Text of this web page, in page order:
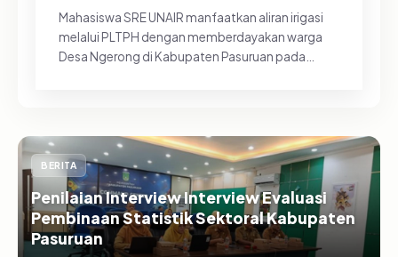
Mahasiswa SRE UNAIR manfaatkan aliran irigasi
melalui PLTPH dengan memberdayakan warga
Desa Ngerong di Kabupaten Pasuruan pada
BERITA
Penilaian Interview Interview Evaluasi
Pembinaan Statistik Sektoral Kabupaten
Pasuruan